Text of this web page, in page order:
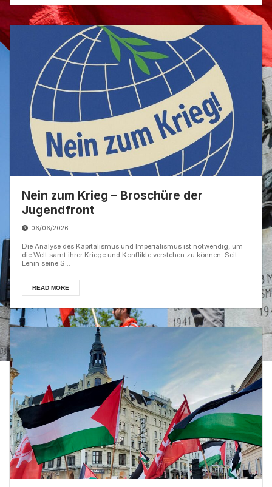
Nein zum Krieg – Broschüre der
Jugendfront
06/06/2026
Die Analyse des Kapitalismus und Imperialismus ist notwendig, um
die Welt samt ihrer Kriege und Konflikte verstehen zu können. Seit
Lenin seine S...
READ MORE